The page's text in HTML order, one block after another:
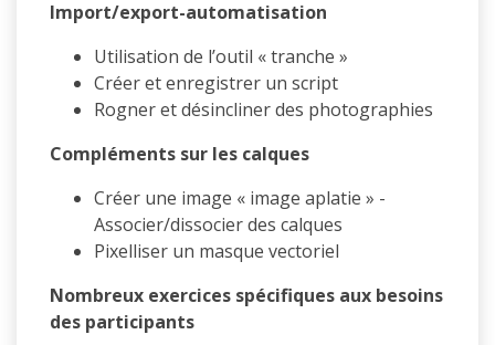
Import/export-automatisation
Utilisation de l’outil « tranche »
Créer et enregistrer un script
Rogner et désincliner des photographies
Compléments sur les calques
Créer une image « image aplatie » -
Associer/dissocier des calques
Pixelliser un masque vectoriel
Nombreux exercices spécifiques aux besoins
des participants